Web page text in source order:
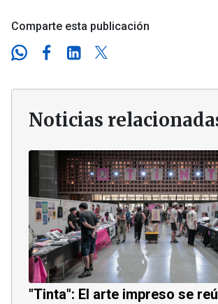
Comparte esta publicación
Noticias
"Tinta": El arte impreso se